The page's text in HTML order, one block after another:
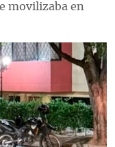
movilizaba en